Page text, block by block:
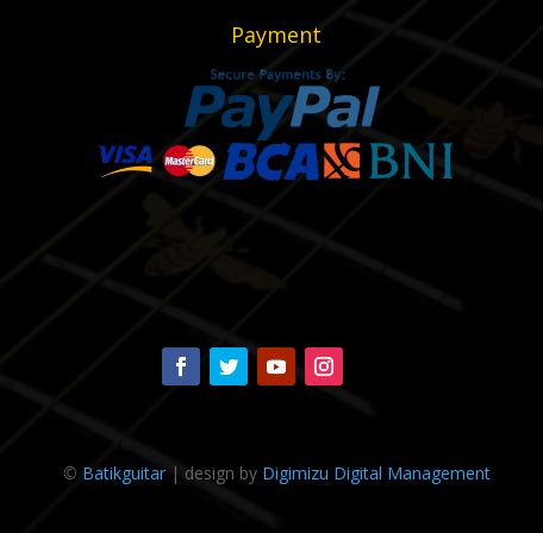
Payment
© Batikguitar| design by Digimizu Digital Management